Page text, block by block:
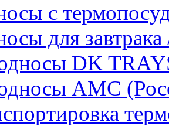
с
для завтрака
DK
AMC